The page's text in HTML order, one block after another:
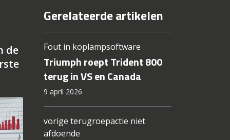
de
Gerelateerde artikelen
Fout in koplampsoftware
Triumph roept Trident 800
terug in VS en Canada
9 april 2026
vorige terugroepactie niet
afdoende